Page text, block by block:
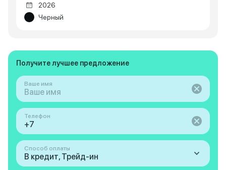
2026
Черный
Получите лучшее предложение
Ваше имя
Телефон
Способ оплаты
В кредит, Трейд-ин